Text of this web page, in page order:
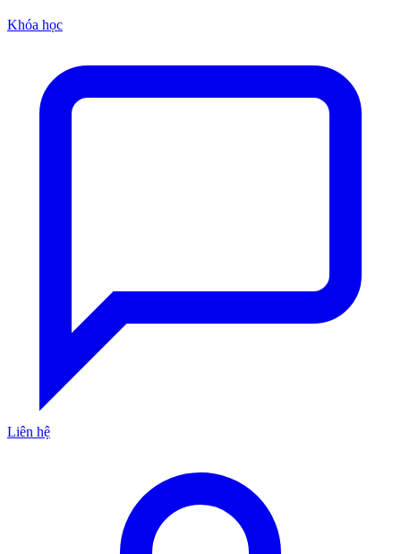
Khóa học
Liên hệ